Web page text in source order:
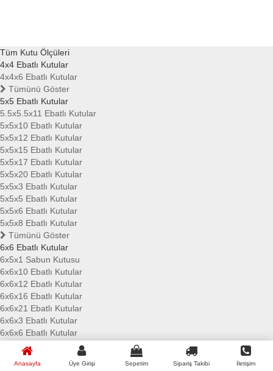
Anasayfa Üye Girişi Sepetim Sipariş Takibi İletişim
Tüm Kutu Ölçüleri
4x4 Ebatlı Kutular
4x4x6 Ebatlı Kutular
Tümünü Göster
5x5 Ebatlı Kutular
5.5x5.5x11 Ebatlı Kutular
5x5x10 Ebatlı Kutular
5x5x12 Ebatlı Kutular
5x5x15 Ebatlı Kutular
5x5x17 Ebatlı Kutular
5x5x20 Ebatlı Kutular
5x5x3 Ebatlı Kutular
5x5x5 Ebatlı Kutular
5x5x6 Ebatlı Kutular
5x5x8 Ebatlı Kutular
Tümünü Göster
6x6 Ebatlı Kutular
6x5x1 Sabun Kutusu
6x6x10 Ebatlı Kutular
6x6x12 Ebatlı Kutular
6x6x16 Ebatlı Kutular
6x6x21 Ebatlı Kutular
6x6x3 Ebatlı Kutular
6x6x6 Ebatlı Kutular
6x6x7 Ebatlı Kutular
6x6x8 Ebatlı Kutular